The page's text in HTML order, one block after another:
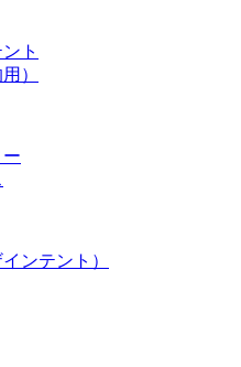
ト
）
ンテント）